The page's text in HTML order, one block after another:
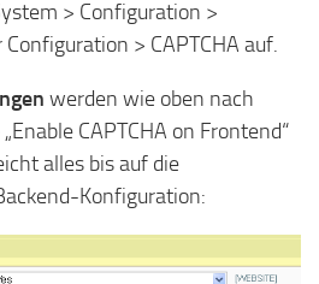
> Configuration >
> CAPTCHA auf.
werden wie oben nach
CAPTCHA on Frontend“
alles bis auf die
Konfiguration: